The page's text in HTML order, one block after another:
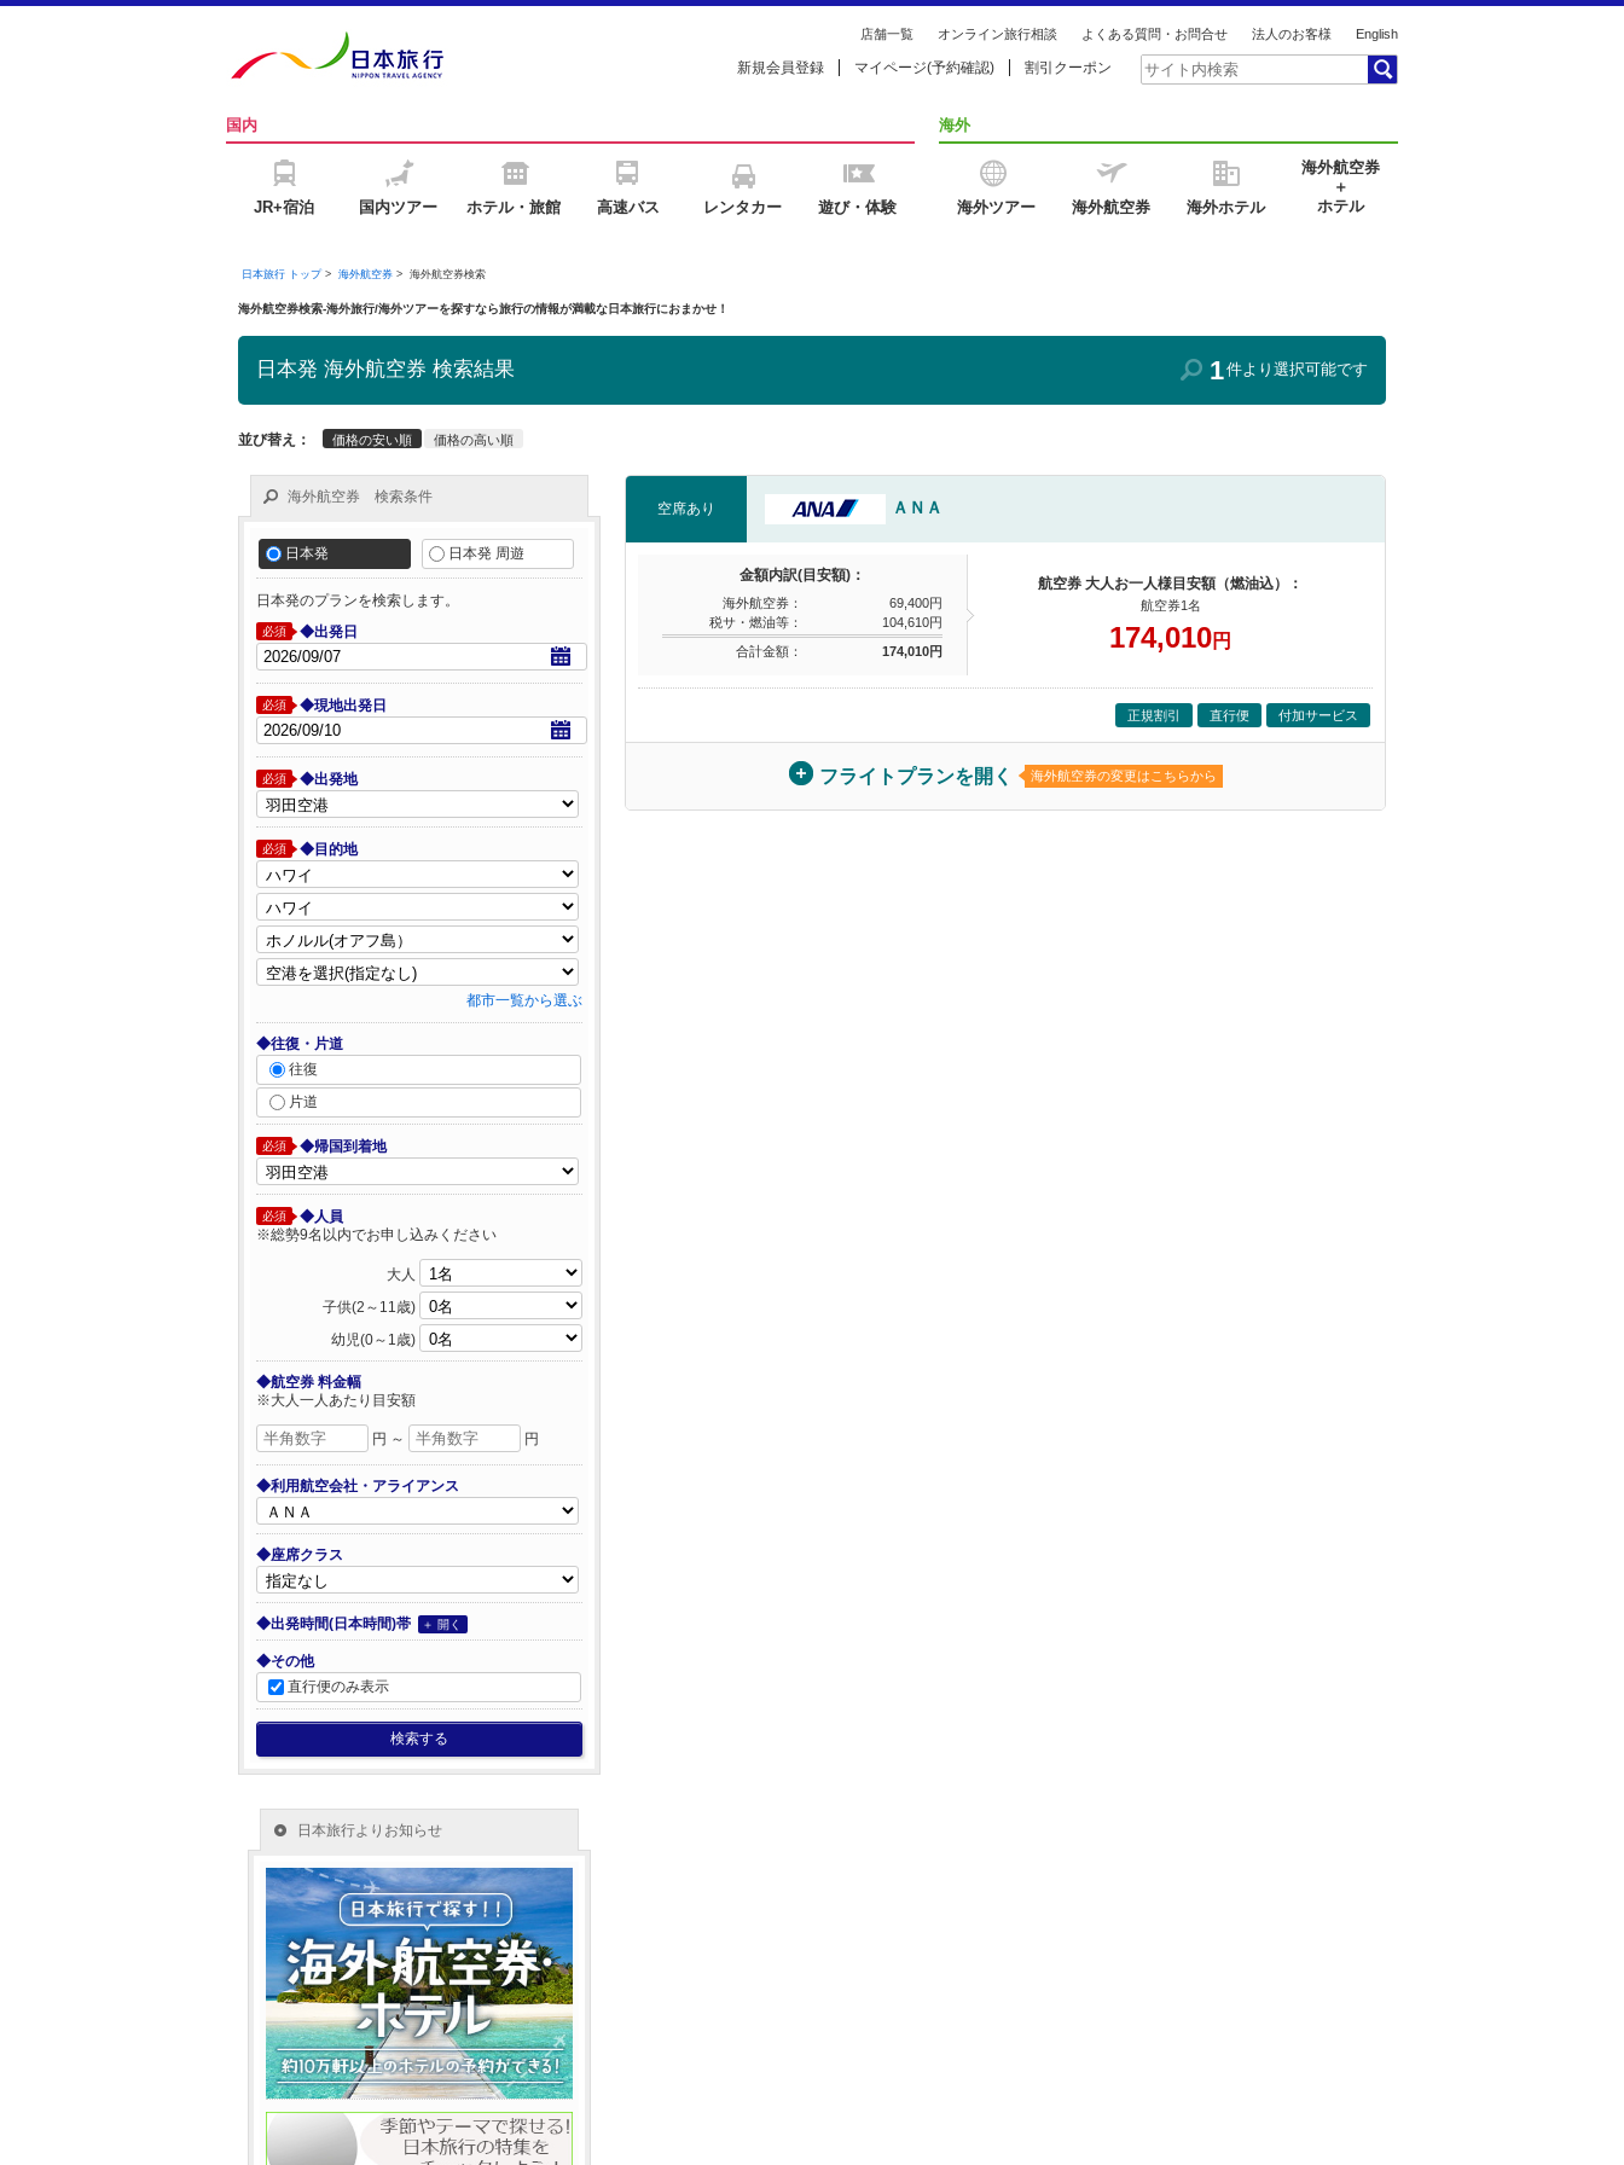
店舗一覧 オンライン旅行相談 よくある質問・お問合せ 法人のお客様 English
新規会員登録 マイページ(予約確認) 割引クーポン
国内
JR+宿泊 国内ツアー ホテル・旅館 高速バス レンタカー 遊び・体験
海外
海外ツアー 海外航空券 海外ホテル
海外航空券
＋
ホテル
日本旅行 トップ> 海外航空券> 海外航空券検索
海外航空券検索-海外旅行/海外ツアーを探すなら旅行の情報が満載な日本旅行におまかせ！
日本発 海外航空券 検索結果 1件より選択可能です
並び替え： 価格の安い順 価格の高い順
空席あり ＡＮＡ
金額内訳(目安額)：
海外航空券：
69,400円
税サ・燃油等：
104,610円
合計金額：
174,010円
航空券 大人お一人様目安額（燃油込）：
航空券1名
174,010円
正規割引 直行便 付加サービス
フライトプランを開く 海外航空券の変更はこちらから
海外航空券 検索条件
日本発 日本発 周遊
日本発のプランを検索します。
必須 ◆出発日
必須 ◆現地出発日
必須 ◆出発地
必須 ◆目的地
都市一覧から選ぶ
◆往復・片道
往復
片道
必須 ◆帰国到着地
必須
◆人員
※総勢9名以内でお申し込みください
大人
子供(2～11歳)
幼児(0～1歳)
◆航空券 料金幅
※大人一人あたり目安額
円 ～ 円
◆利用航空会社・アライアンス
◆座席クラス
◆出発時間(日本時間)帯 ＋ 開く
◆その他
直行便のみ表示
検索する